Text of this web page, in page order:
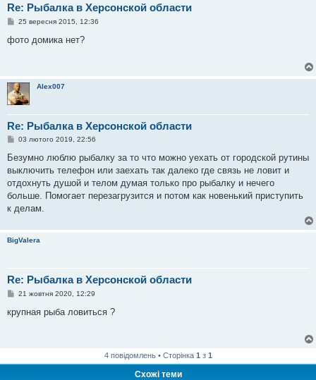
Re: Рыбалка в Херсонской области
П
в
л
е
н
н
я
25 вересня 2015, 12:36
фото домика нет?
Alex007
Re: Рыбалка в Херсонской области
П
в
д
о
м
л
е
н
я
03 лютого 2019, 22:56
Безумно люблю рыбалку за то что можно уехать от городской рутины
выключить телефон или заехать так далеко где связь не ловит и
отдохнуть душой и телом думая только про рыбалку и нечего
больше. Помогает перезагрузится и потом как новенький приступить
к делам.
BigValera
Re: Рыбалка в Херсонской области
П
в
і
21 жовтня 2020, 12:29
крупная рыба ловиться ?
4 повідомлень • Сторінка 1 з 1
Схожі теми